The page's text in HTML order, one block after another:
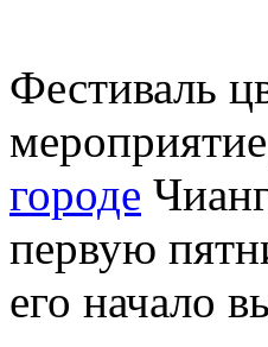
Фестиваль
городе
первую
его начало